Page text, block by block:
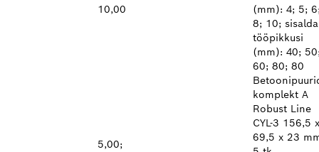
10,00
(mm): 4; 5;
8; 10;
tööpikkusi
(mm): 40;
60; 80; 80
5,00;
komplekt A
Robust Line
CYL-3 156,5 x
69,5 x 23